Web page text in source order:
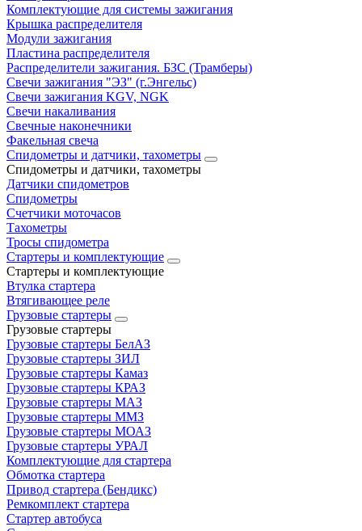
Комплектующие для системы зажигания
Крышка распределителя
Модули зажигания
Пластина распределителя
Распределители зажигания. БЗС (Трамберы)
Свечи зажигания "ЭЗ" (г.Энгельс)
Свечи зажигания KGV, NGK
Свечи накаливания
Свечные наконечники
Факельная свеча
Спидометры и датчики, тахометры
Спидометры и датчики, тахометры
Датчики спидометров
Спидометры
Счетчики моточасов
Тахометры
Тросы спидометра
Стартеры и комплектующие
Стартеры и комплектующие
Втулка стартера
Втягивающее реле
Грузовые стартеры
Грузовые стартеры
Грузовые стартеры БелАЗ
Грузовые стартеры ЗИЛ
Грузовые стартеры Камаз
Грузовые стартеры КРАЗ
Грузовые стартеры МАЗ
Грузовые стартеры ММЗ
Грузовые стартеры МОАЗ
Грузовые стартеры УРАЛ
Комплектующие для стартера
Обмотка стартера
Привод стартера (Бендикс)
Ремкомплект стартера
Стартер автобуса